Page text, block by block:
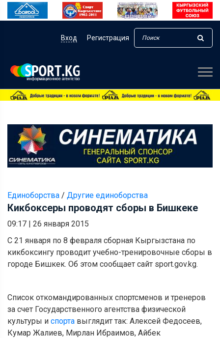
Вход Регистрация
Единоборства / Другие единоборства
Кикбоксеры проводят сборы в Бишкеке
09:17 | 26 января 2015
С 21 января по 8 февраля сборная Кыргызстана по
кикбоксингу проводит учебно-тренировочные сборы в
городе Бишкек. Об этом сообщает сайт sport.gov.kg.
Список откомандированных спортсменов и тренеров
за счет Государственного агентства физической
культуры и спорта выглядит так: Алексей Федосеев,
Кумар Жалиев, Мирлан Ибраимов, Айбек